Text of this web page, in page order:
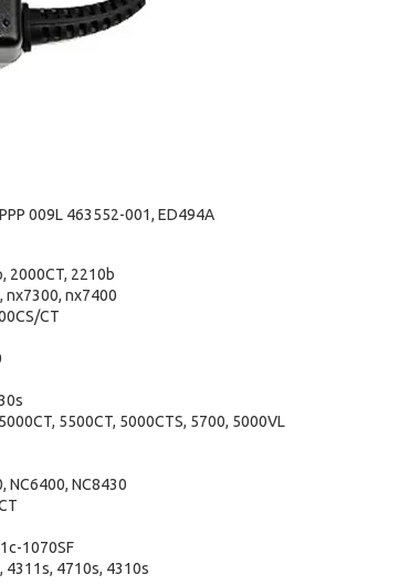
009L 463552-001, ED494A
2000CT, 2210b
nx7300, nx7400
CT
5500CT, 5000CTS, 5700, 5000VL
NC6400, NC8430
1070SF
4311s, 4710s, 4310s